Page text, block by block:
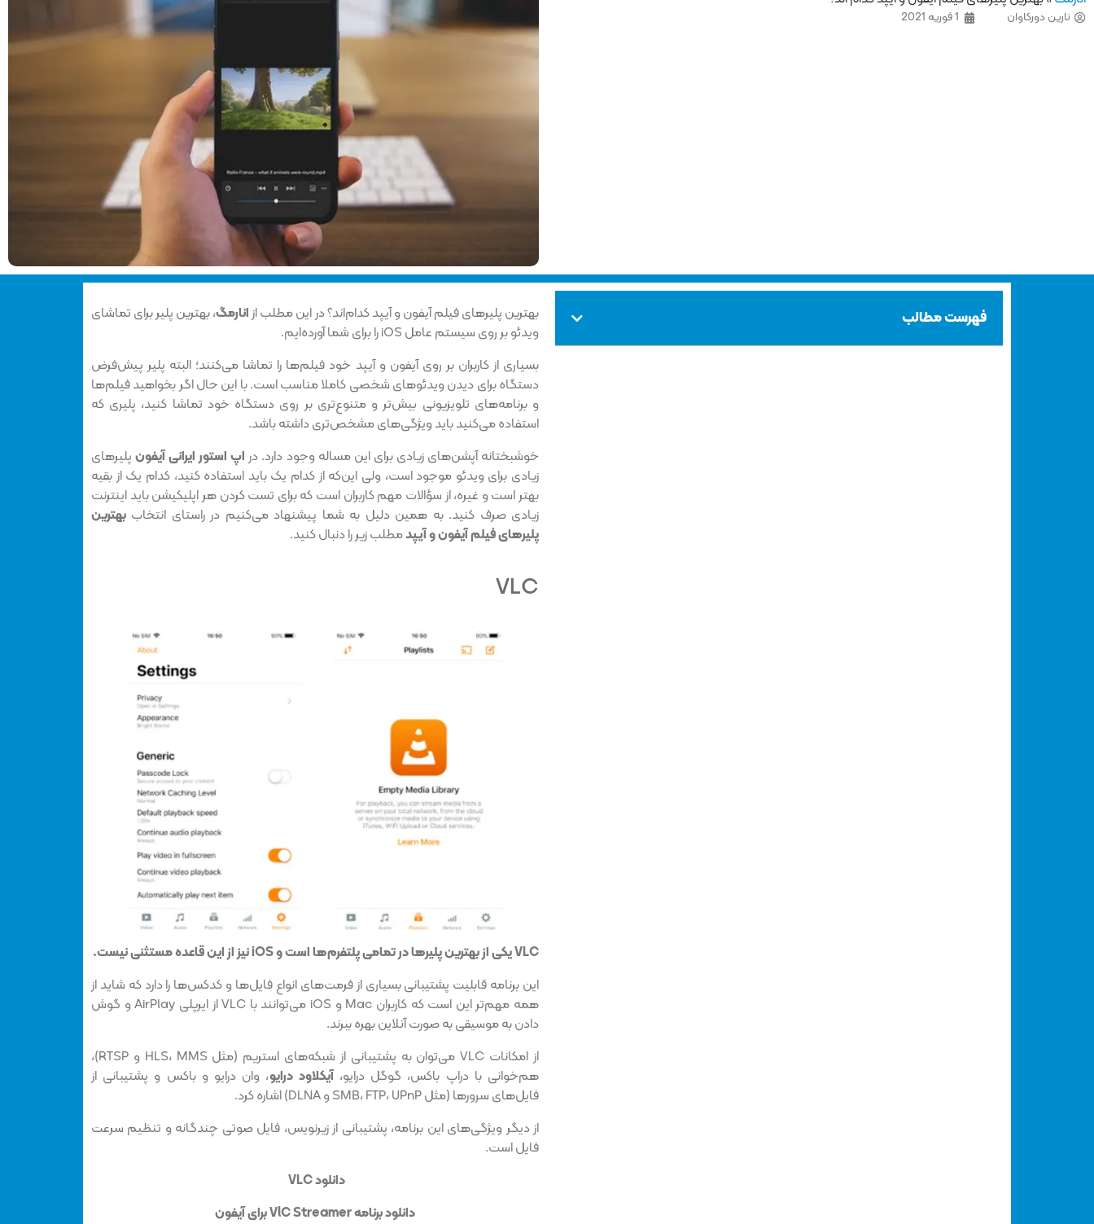
نارین دورکاوان 1 فوریه 2021
فهرست مطالب بهترین پلیرهای فیلم آیفون و آیپد کدام‌اند؟ در این مطلب ازانارمگ، بهترین پلیر برای تماشای
ویدئو بر روی سیستم عامل iOS را برای شما آورده‌ایم.
بسیاری از کاربران بر روی آیفون و آیپد خود فیلم‌ها را تماشا می‌کنند؛ البته پلیر پیش‌فرض
دستگاه برای دیدن ویدئوهای شخصی کاملا مناسب است. با این حال اگر بخواهید فیلم‌ها
و برنامه‌های تلویزیونی بیش‌تر و متنوع‌تری بر روی دستگاه خود تماشا کنید، پلیری که
استفاده می‌کنید باید ویژگی‌های مشخص‌تری داشته باشد.
خوشبختانه آپشن‌های زیادی برای این مساله وجود دارد. در اپ استور ایرانی آیفون پلیرهای
زیادی برای ویدئو موجود است، ولی این‌که از کدام یک باید استفاده کنید، کدام یک از بقیه
بهتر است و غیره، از سؤالات مهم کاربران است که برای تست کردن هر اپلیکیشن باید اینترنت
زیادی صرف کنید. به همین دلیل به شما پیشنهاد می‌کنیم در راستای انتخاب بهترین
پلیرهای فیلم آیفون و آیپدمطلب زیر را دنبال کنید.
VLC
VLC یکی از بهترین پلیرها در تمامی پلتفرم‌ها است و iOS نیز از این قاعده مستثنی نیست.
این برنامه قابلیت پشتیبانی بسیاری از فرمت‌های انواع فایل‌ها و کدکس‌ها را دارد که شاید از
همه مهم‌تر این است که کاربران Mac و iOS می‌توانند با VLC از ایرپلی AirPlay و گوش
دادن به موسیقی به صورت آنلاین بهره ببرند.
از امکانات VLC می‌توان به پشتیبانی از شبکه‌های استریم (مثل HLS، MMS و RTSP)،
هم‌خوانی با دراپ باکس، گوگل درایو،آیکلاود درایو، وان درایو و باکس و پشتیبانی از
فایل‌های سرورها (مثل SMB، FTP، UPnP و DLNA) اشاره کرد.
از دیگر ویژگی‌های این برنامه، پشتیبانی از زیرنویس، فایل صوتی چندگانه و تنظیم سرعت
فایل است.
دانلود VLC
دانلود برنامه VlC Streamer برای آیفون